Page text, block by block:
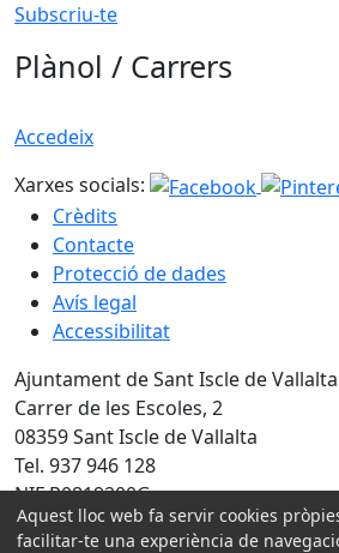
Subscriu-te
Plànol / Carrers
Accedeix
Xarxes socials:
Crèdits
Contacte
Protecció de dades
Avís legal
Accessibilitat
Ajuntament de Sant Iscle de Vallalta
Carrer de les Escoles, 2
08359 Sant Iscle de Vallalta
Tel. 937 946 128
NIF P0819200G
Amb la col·laboració de:
Aquest lloc web fa servir cookies
facilitar-te una experiència de